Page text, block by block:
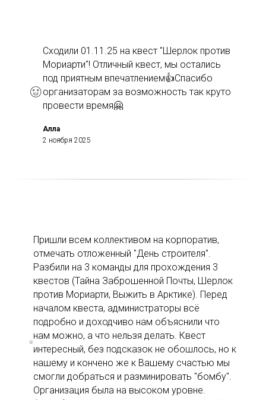
Сходили 01.11.25 на квест "Шерлок против
Мориарти"! Отличный квест, мы остались
под приятным впечатлением👍Спасибо
организаторам за возможность так круто
провести время🤗
Алла
2 ноября 2025
Пришли всем коллективом на корпоратив,
отмечать отложенный "День строителя".
Разбили на 3 команды для прохождения 3
квестов (Тайна Заброшенной Почты, Шерлок
против Мориарти, Выжить в Арктике). Перед
началом квеста, администраторы всё
подробно и доходчиво нам объяснили что
нам можно, а что нельзя делать. Квест
интересный, без подсказок не обошлось, но к
нашему и кончено же к Вашему счастью мы
смогли добраться и разминировать "бомбу".
Организация была на высоком уровне.